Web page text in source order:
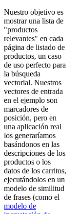
Nuestro objetivo es
mostrar una lista de
"productos
relevantes" en cada
página de listado de
productos, un caso
de uso perfecto para
la búsqueda
vectorial. Nuestros
vectores de entrada
en el ejemplo son
marcadores de
posición, pero en
una aplicación real
los generaríamos
basándonos en las
descripciones de los
productos o los
datos de los carritos,
ejecutándolos en un
modelo de similitud
de frases (como el
modelo de